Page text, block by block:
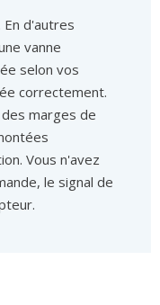
En d'autres
vanne
selon vos
correctement.
marges de
Vous n'avez
le signal de